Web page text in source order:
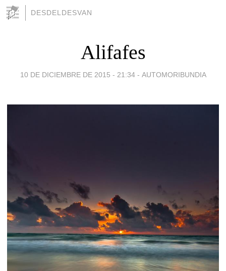
DESDELDESVAN
Alifafes
10 DE DICIEMBRE DE 2015 - 21:34 - AUTOMORIBUNDIA